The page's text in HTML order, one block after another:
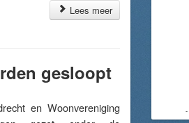
Lees meer
gesloopt
en Woonvereniging
-